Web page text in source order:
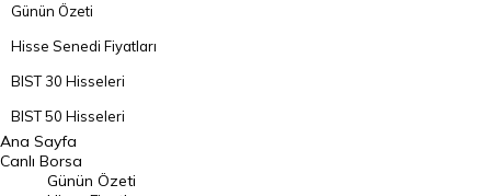
Günün Özeti
Hisse Senedi Fiyatları
BIST 30 Hisseleri
BIST 50 Hisseleri
BIST 100 Hisseleri
En Çok Artan Hisseler
Ana Sayfa
Canlı Borsa
Günün Özeti